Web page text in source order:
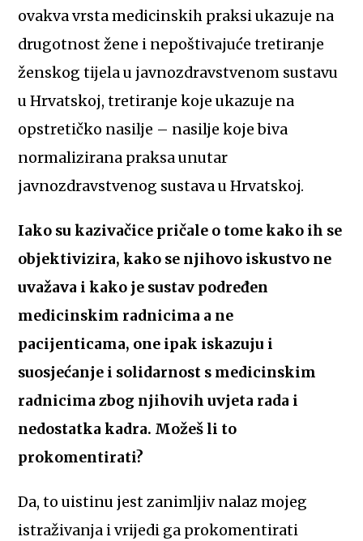
ovakva vrsta medicinskih praksi ukazuje na
drugotnost žene i nepoštivajuće tretiranje
ženskog tijela u javnozdravstvenom sustavu
u Hrvatskoj, tretiranje koje ukazuje na
opstretičko nasilje – nasilje koje biva
normalizirana praksa unutar
javnozdravstvenog sustava u Hrvatskoj.
Iako su kazivačice pričale o tome kako ih se
objektivizira, kako se njihovo iskustvo ne
uvažava i kako je sustav podređen
medicinskim radnicima a ne
pacijenticama, one ipak iskazuju i
suosjećanje i solidarnost s medicinskim
radnicima zbog njihovih uvjeta rada i
nedostatka kadra. Možeš li to
prokomentirati?
Da, to uistinu jest zanimljiv nalaz mojeg
istraživanja i vrijedi ga prokomentirati